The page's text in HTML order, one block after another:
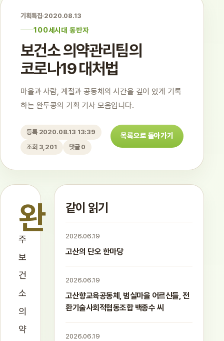
기획특집·2020.08.13
100세시대 동반자
보건소 의약관리팀의
코로나19 대처법
마을과 사람, 계절과 공동체의 시간을 깊이 있게 기록
하는 완두콩의 기획 기사 모음입니다.
등록 2020.08.13 13:39
조회 3,201
댓글 0
목록으로 돌아가기
완
주
보
건
소
의
약
같이 읽기
2026.06.19
고산의 단오 한마당
2026.06.19
고산향교육공동체, 범실마을 어르신들, 전
환기술사회적협동조합 백종수 씨
2026.06.19